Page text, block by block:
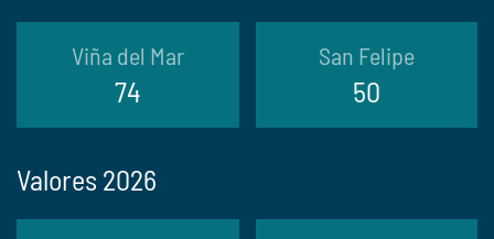
Viña del Mar
74
San Felipe
50
Valores 2026